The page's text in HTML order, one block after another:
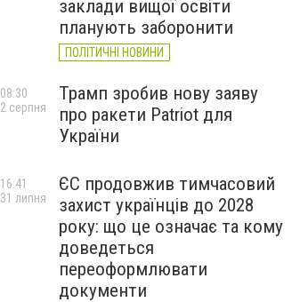
заклади вищої освіти
планують заборонити
ПОЛІТИЧНІ НОВИНИ
Трамп зробив нову заяву
про ракети Patriot для
України
08:30
2 серпня
ЄС продовжив тимчасовий
захист українців до 2028
року: що це означає та кому
доведеться
переоформлювати
документи
16:41
31 липня